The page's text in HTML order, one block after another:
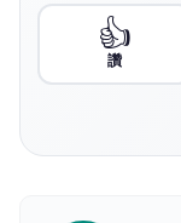
👍
讚